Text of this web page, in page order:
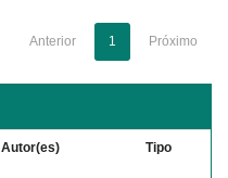
Anterior 1 Próximo
Autor(es) Tipo